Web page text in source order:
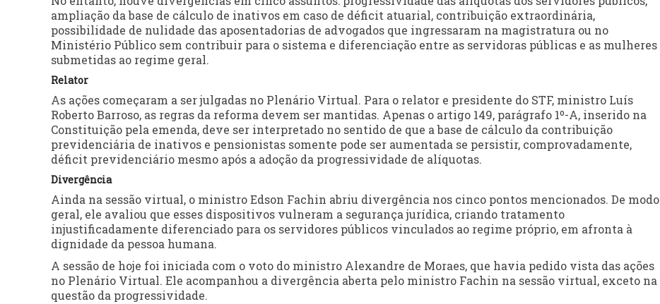
ampliação da base de cálculo de inativos em caso de déficit atuarial, contribuição extraordinária,
possibilidade de nulidade das aposentadorias de advogados que ingressaram na magistratura ou no
Ministério Público sem contribuir para o sistema e diferenciação entre as servidoras públicas e as mulheres
submetidas ao regime geral.
Relator
As ações começaram a ser julgadas no Plenário Virtual. Para o relator e presidente do STF, ministro Luís
Roberto Barroso, as regras da reforma devem ser mantidas. Apenas o artigo 149, parágrafo 1º-A, inserido na
Constituição pela emenda, deve ser interpretado no sentido de que a base de cálculo da contribuição
previdenciária de inativos e pensionistas somente pode ser aumentada se persistir, comprovadamente,
déficit previdenciário mesmo após a adoção da progressividade de alíquotas.
Divergência
Ainda na sessão virtual, o ministro Edson Fachin abriu divergência nos cinco pontos mencionados. De modo
geral, ele avaliou que esses dispositivos vulneram a segurança jurídica, criando tratamento
injustificadamente diferenciado para os servidores públicos vinculados ao regime próprio, em afronta à
dignidade da pessoa humana.
A sessão de hoje foi iniciada com o voto do ministro Alexandre de Moraes, que havia pedido vista das ações
no Plenário Virtual. Ele acompanhou a divergência aberta pelo ministro Fachin na sessão virtual, exceto na
questão da progressividade.